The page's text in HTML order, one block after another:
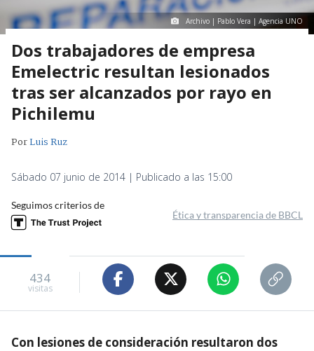
Archivo | Pablo Vera | Agencia UNO
Dos trabajadores de empresa
Emelectric resultan lesionados
tras ser alcanzados por rayo en
Pichilemu
PorLuis Ruz
Sábado 07 junio de 2014 | Publicado a las 15:00
Seguimos criterios de
Ética y transparencia de BBCL
434
visitas
Con lesiones de consideración resultaron dos